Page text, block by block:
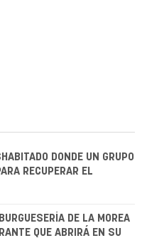
DONDE UN GRUPO
RECUPERAR EL
DE LA MOREA
QUE ABRIRÁ EN SU